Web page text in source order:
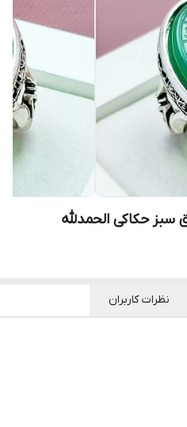
سبز حکاکی الحمدلله
نظرات کاربران